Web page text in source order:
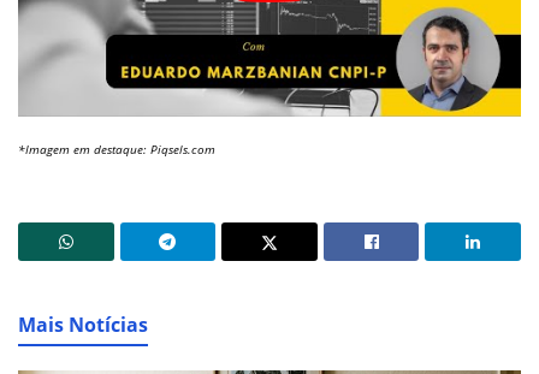
*Imagem em destaque: Piqsels.com
Mais Notícias